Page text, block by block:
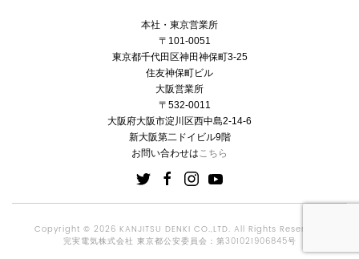
本社・東京営業所
〒101-0051
東京都千代田区神田神保町3-25
住友神保町ビル
大阪営業所
〒532-0011
大阪府大阪市淀川区西中島2-14-6
新大阪第二ドイビル9階
お問い合わせはこちら
Copyright © 2026 KANJITSU DENKI CO.,LTD. All Rights Reserved.
完実電気株式会社 東京都公安委員会：第301021906845号